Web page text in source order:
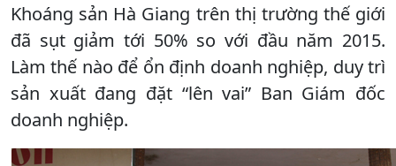
Khoáng sản Hà Giang trên thị trường thế giới
đã sụt giảm tới 50% so với đầu năm 2015.
Làm thế nào để ổn định doanh nghiệp, duy trì
sản xuất đang đặt “lên vai” Ban Giám đốc
doanh nghiệp.